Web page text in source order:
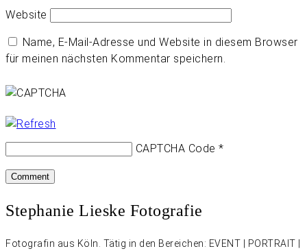
Website
Name, E-Mail-Adresse und Website in diesem Browser
für meinen nächsten Kommentar speichern.
CAPTCHA Code *
Stephanie Lieske Fotografie
Fotografin aus Köln. Tätig in den Bereichen: EVENT | PORTRAIT |